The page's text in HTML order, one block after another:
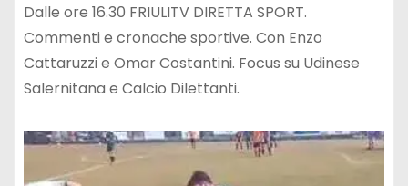
Dalle ore 16.30 FRIULITV DIRETTA SPORT.
Commenti e cronache sportive. Con Enzo
Cattaruzzi e Omar Costantini. Focus su Udinese
Salernitana e Calcio Dilettanti.